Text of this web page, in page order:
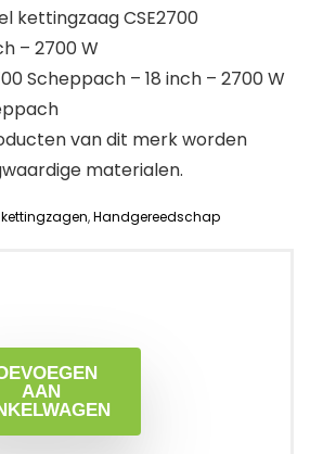
kettingzaag CSE2700
– 2700 W
Scheppach – 18 inch – 2700 W
van dit merk worden
materialen.
kettingzagen,Handgereedschap
AAN